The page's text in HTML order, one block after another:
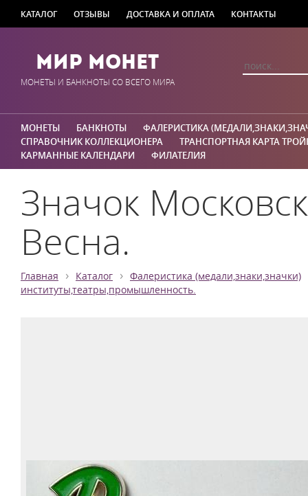
КАТАЛОГ ОТЗЫВЫ ДОСТАВКА И ОПЛАТА КОНТАКТЫ
Мир Монет
МОНЕТЫ И БАНКНОТЫ СО ВСЕГО МИРА
МОНЕТЫ БАНКНОТЫ
ФАЛЕРИСТИКА
СПРАВОЧНИК КОЛЛЕКЦИОНЕРА
ТРАНСПОРТНАЯ КАРТА
КАРМАННЫЕ КАЛЕНДАРИ
ФИЛАТЕЛИЯ
Значок
Весна.
Главная › Каталог › Фалеристика (медали,знаки,значки)
институты,театры,промышленность.